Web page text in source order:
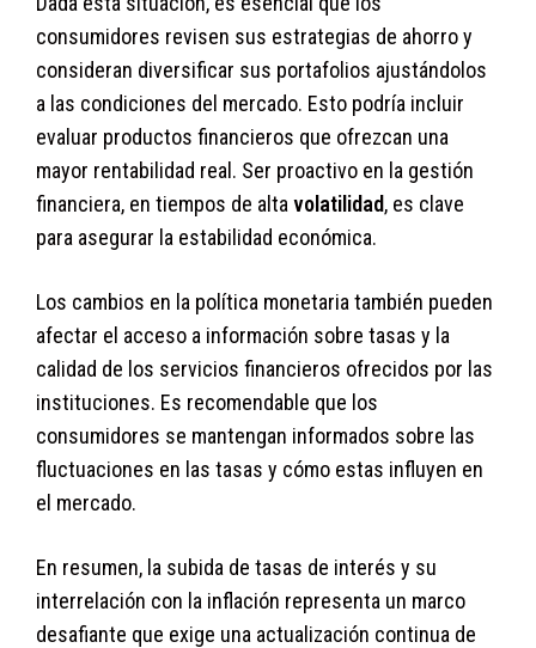
consumidores revisen sus estrategias de ahorro y
consideran diversificar sus portafolios ajustándolos
a las condiciones del mercado. Esto podría incluir
evaluar productos financieros que ofrezcan una
mayor rentabilidad real. Ser proactivo en la gestión
financiera, en tiempos de alta volatilidad, es clave
para asegurar la estabilidad económica.
Los cambios en la política monetaria también pueden
afectar el acceso a información sobre tasas y la
calidad de los servicios financieros ofrecidos por las
instituciones. Es recomendable que los
consumidores se mantengan informados sobre las
fluctuaciones en las tasas y cómo estas influyen en
el mercado.
En resumen, la subida de tasas de interés y su
interrelación con la inflación representa un marco
desafiante que exige una actualización continua de